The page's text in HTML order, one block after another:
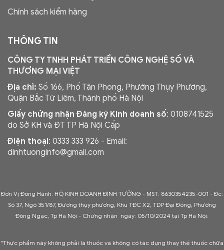
Chính sách kiểm hàng
THÔNG TIN
CÔNG TY TNHH PHÁT TRIỂN CÔNG NGHỆ SỐ VÀ
THƯƠNG MẠI VIỆT
Địa chỉ: Số 166, Phố Tân Phong, Phường Thụy Phương,
Quận Bắc Từ Liêm, Thành phố Hà Nội
Giấy chứng nhận Đăng ký Kinh doanh số: 0108741525
do Sở KH và ĐT TP Hà Nội Cấp
Điện thoại: 0333 333 926 - Email:
dinhtuonginfo@gmail.com
Đơn Vị Đồng Hành: HỘ KINH DOANH ĐÌNH TƯỞNG - MST: 8630354235-001 - Đc:
Sô 37, Ngõ 351/87, Đường thụy phương, Khu TĐC X2, TDP Đại Đồng, Phường
Đông Ngạc, Tp Hà Nội - Chứng nhận ngày: 05/10/2024 tại Tp Hà Nội.
"Thực phẩm này không phải là thuốc và không có tác dụng thay thế thuốc chữa